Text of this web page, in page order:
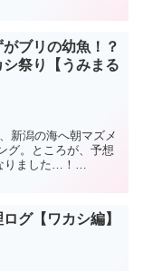
ブリの幼魚！？
祭り【うみまる
りました…！
グ【ワカシ編】